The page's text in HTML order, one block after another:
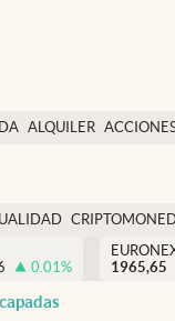
ALQUILER
USA
0.01%
1965,65